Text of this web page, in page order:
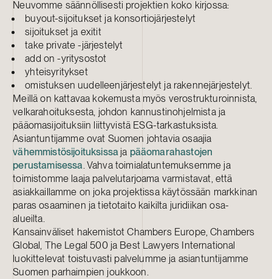
Neuvomme säännöllisesti projektien koko kirjossa:
buyout-sijoitukset ja konsortiojärjestelyt
sijoitukset ja exitit
take private -järjestelyt
add on -yritysostot
yhteisyritykset
omistuksen uudelleenjärjestelyt ja rakennejärjestelyt.
Meillä on kattavaa kokemusta myös verostrukturoinnista,
velkarahoituksesta, johdon kannustinohjelmista ja
pääomasijoituksiin liittyvistä ESG-tarkastuksista.
Asiantuntijamme ovat Suomen johtavia osaajia
vähemmistösijoituksissaja pääomarahastojen
perustamisessa. Vahva toimialatuntemuksemme ja
toimistomme laaja palvelutarjoama varmistavat, että
asiakkaillamme on joka projektissa käytössään markkinan
paras osaaminen ja tietotaito kaikilta juridiikan osa-
alueilta.
Kansainväliset hakemistot Chambers Europe, Chambers
Global, The Legal 500 ja Best Lawyers International
luokittelevat toistuvasti palvelumme ja asiantuntijamme
Suomen parhaimpien joukkoon.